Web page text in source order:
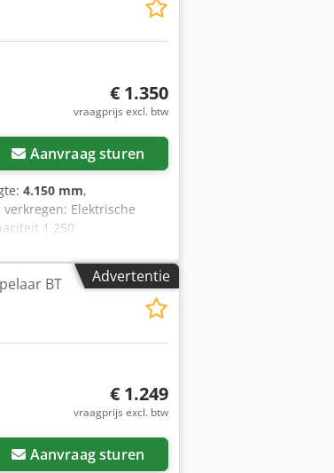
€ 1.350
vraagprijs excl. btw
Aanvraag sturen
4.150 mm,
Elektrische
1.250
Dy Hepfx Aftjk
Advertentie
BT
€ 1.249
vraagprijs excl. btw
Aanvraag sturen